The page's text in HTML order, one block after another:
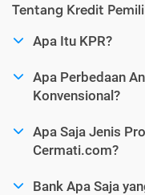
Tentang Kredit
Apa Itu KPR?
Apa Perbedaan
Konvensional?
Apa Saja Jenis
Cermati.com?
Bank Apa Saja